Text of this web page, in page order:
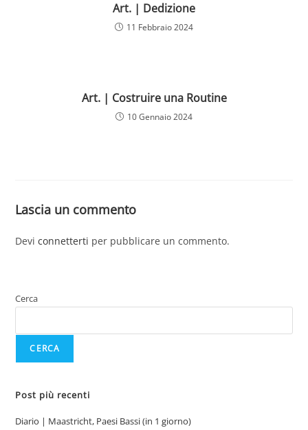
Art. | Dedizione
11 Febbraio 2024
Art. | Costruire una Routine
10 Gennaio 2024
Lascia un commento
Deviconnetterti per pubblicare un commento.
Cerca
CERCA
Post più recenti
Diario | Maastricht, Paesi Bassi (in 1 giorno)